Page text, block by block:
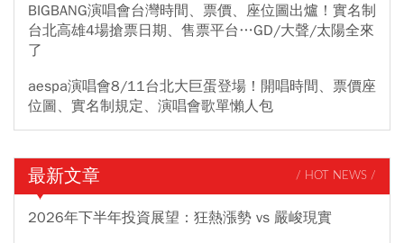
BIGBANG演唱會台灣時間、票價、座位圖出爐！實名制
台北高雄4場搶票日期、售票平台…GD/大聲/太陽全來
了
aespa演唱會8/11台北大巨蛋登場！開唱時間、票價座
位圖、實名制規定、演唱會歌單懶人包
最新文章 / HOT NEWS /
2026年下半年投資展望：狂熱漲勢 vs 嚴峻現實